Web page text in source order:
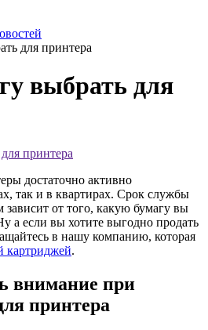
для принтера
выбрать для
достаточно активно
так и в квартирах. Срок службы
зависит от того, какую бумагу вы
а если вы хотите выгодно продать
в нашу компанию, которая
картриджей.
внимание при
принтера